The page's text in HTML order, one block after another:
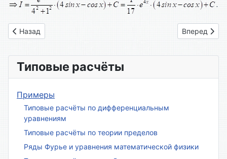
Предыдущий: Вариант № 16
Назад Следующий:
Вперед
Типовые расчёты
Примеры
Типовые расчёты по дифференциальным
уравнениям
Типовые расчёты по теории пределов
Ряды Фурье и уравнения математической физики